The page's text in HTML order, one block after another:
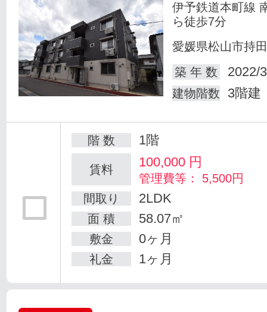
伊予鉄道本町線
ら徒歩7分
愛媛県松山市持
築 年 数
2022/
建物階数 3階建
階 数 1階
賃料 100,000 円
管理費等： 5,500円
間取り
2LDK
面 積 58.07㎡
敷金 0ヶ月
礼金 1ヶ月